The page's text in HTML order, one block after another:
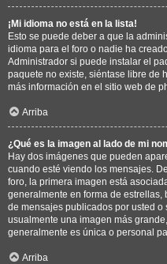
¡Mi idioma no está en la lista!
Esto se puede deber a que la
idioma para el foro o nadie ha
Administrador si puede instalar el
paquete no existe, siéntase libre de
más información en el sitio web de
Arriba
¿Qué es la imagen al lado de mi
Hay dos imágenes que pueden
cuando esté viendo los mensajes.
foro, la primera imagen está
generalmente en forma de
de mensajes publicados por usted o
usualmente una imagen más
generalmente es única o personal
Arriba